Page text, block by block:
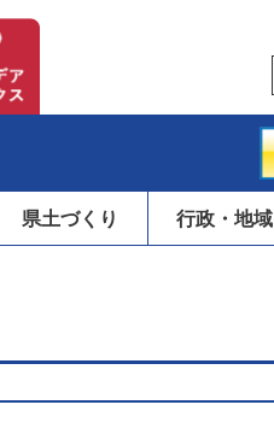
県土づくり 行政・地域